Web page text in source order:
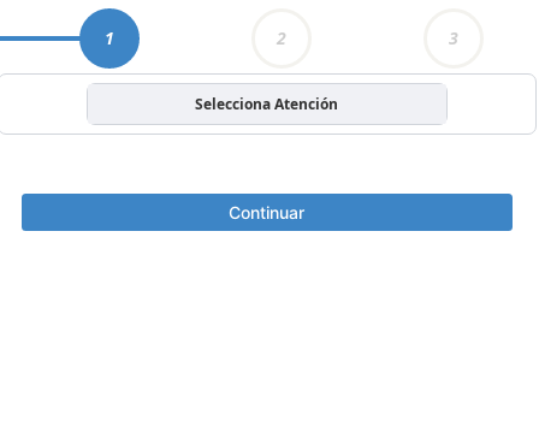
1 2 3
Selecciona Atención
Continuar